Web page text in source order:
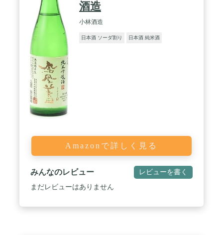
酒造
小林酒造
日本酒 ソーダ割り 日本酒 純米酒
Amazonで詳しく見る
みんなのレビュー レビューを書く
まだレビューはありません